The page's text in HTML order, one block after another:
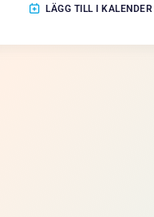
LÄGG TILL I KALENDER